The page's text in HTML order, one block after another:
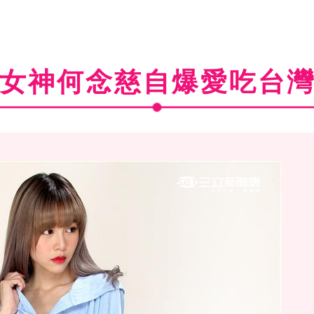
神何念慈自爆愛吃台